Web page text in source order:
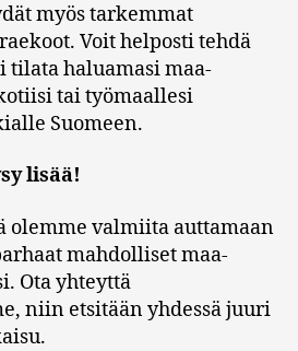
myös tarkemmat
Voit helposti tehdä
tilata haluamasi maa-
tai työmaallesi
Suomeen.
lisää!
olemme valmiita auttamaan
mahdolliset maa-
Ota yhteyttä
niin etsitään yhdessä juuri